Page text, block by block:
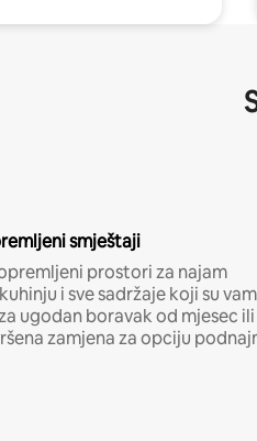
smještaji
prostori za najam
i sve sadržaje koji su vam
ugodan boravak od mjesec ili
zamjena za opciju